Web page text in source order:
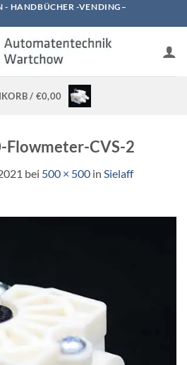
- HANDBÜCHER -VENDING–
/ €0,00
Flowmeter-CVS-2
bei 500 × 500 in Sielaff